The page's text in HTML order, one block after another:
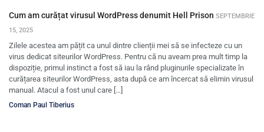
Cum am curățat virusul WordPress denumit Hell Prison SEPTEMBRIE
15, 2025
Zilele acestea am pățit ca unul dintre clienții mei să se infecteze cu un
virus dedicat siteurilor WordPress. Pentru că nu aveam prea mult timp la
dispoziție, primul instinct a fost să iau la rând pluginurile specializate în
curățarea siteurilor WordPress, asta după ce am încercat să elimin virusul
manual. Atacul a fost unul care […]
Coman Paul Tiberius